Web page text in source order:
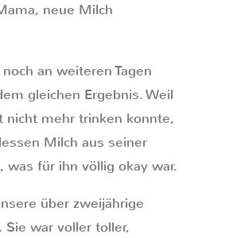
neue Milch
an weiteren Tagen
gleichen Ergebnis. Weil
nicht mehr trinken konnte,
Milch aus seiner
was für ihn völlig okay war.
über zweijährige
Sie war voller toller,